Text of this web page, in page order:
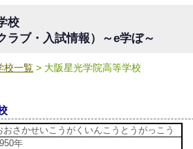
校
ラブ・入試情報）～e学ぼ～
校一覧 > 大阪星光学院高等学校
おさかせいこうがくいんこうとうがっこう
年